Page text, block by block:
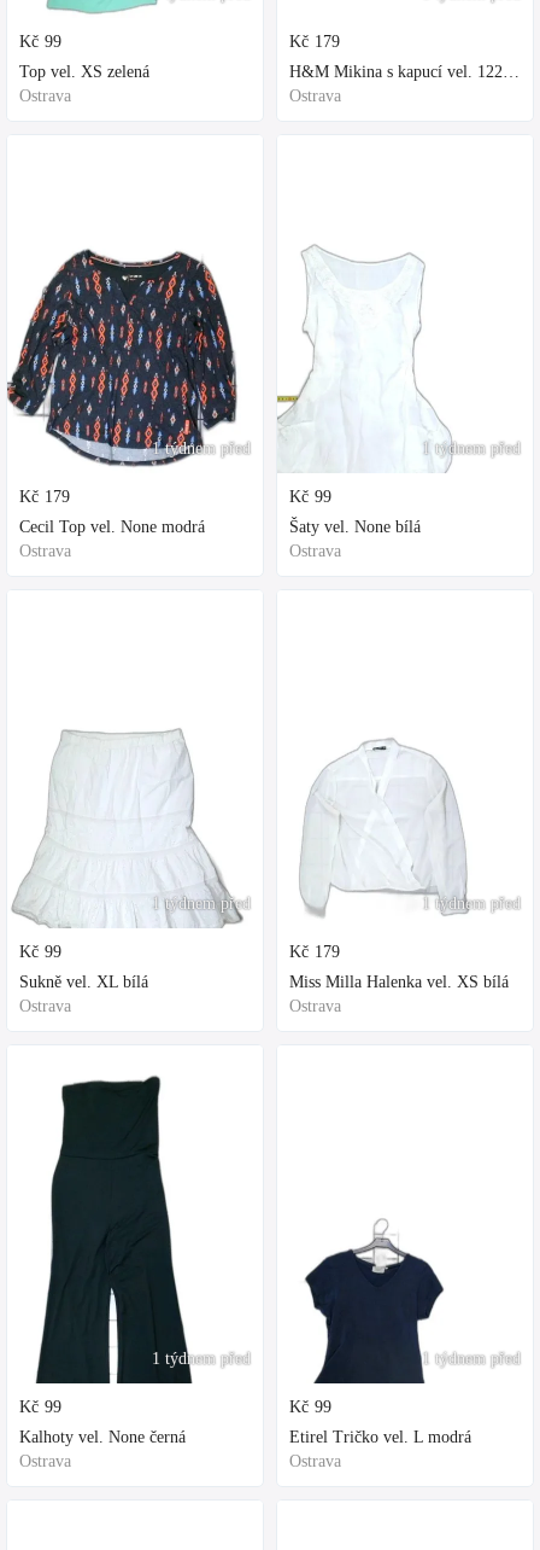
Kč 99
Top vel. XS zelená
Ostrava
1 týdnem před
Kč 179
Cecil Top vel. None modrá
Ostrava
1 týdnem před
Kč 99
Sukně vel. XL bílá
Ostrava
1 týdnem před
Kč 99
Kalhoty vel. None černá
Ostrava
Kč 179
H&M Mikina s kapucí vel. 122 fialová
Ostrava
1 týdnem před
Kč 99
Šaty vel. None bílá
Ostrava
1 týdnem před
Kč 179
Miss Milla Halenka vel. XS bílá
Ostrava
1 týdnem před
Kč 99
Etirel Tričko vel. L modrá
Ostrava